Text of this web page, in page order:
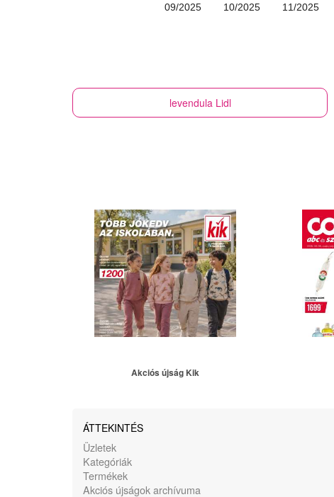
09/2025 10/2025 11/2025
levendula Lidl
Akciós újság Kik
ÁTTEKINTÉS
Üzletek
Kategóriák
Termékek
Akciós újságok archívuma